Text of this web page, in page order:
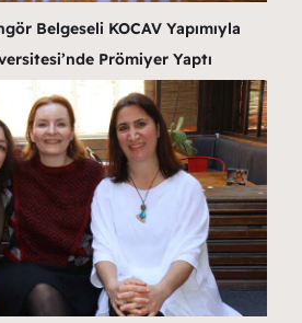
Belgeseli KOCAV Yapımıyla
Prömiyer Yaptı